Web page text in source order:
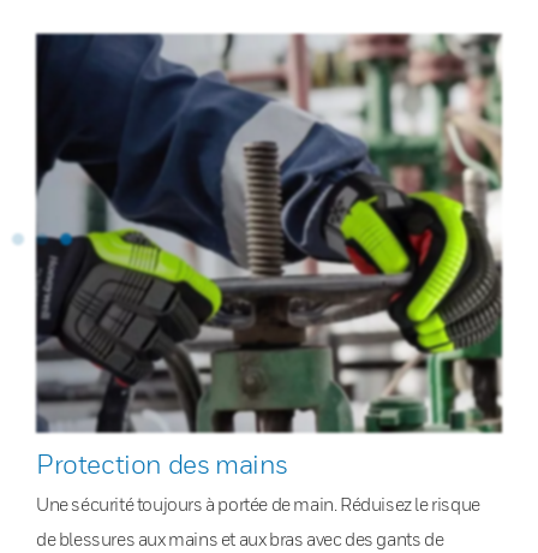
Protection des mains
Une sécurité toujours à portée de main. Réduisez le risque
de blessures aux mains et aux bras avec des gants de